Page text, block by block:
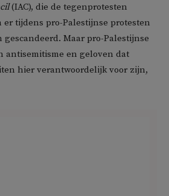
(IAC), die de tegenprotesten
er tijdens pro-Palestijnse protesten
Maar pro-Palestijnse
antisemitisme en geloven dat
hier verantwoordelijk voor zijn,